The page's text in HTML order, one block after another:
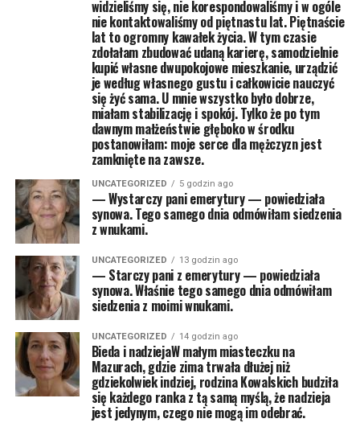
widzieliśmy się, nie korespondowaliśmy i w ogóle
nie kontaktowaliśmy od piętnastu lat. Piętnaście
lat to ogromny kawałek życia. W tym czasie
zdołałam zbudować udaną karierę, samodzielnie
kupić własne dwupokojowe mieszkanie, urządzić
je według własnego gustu i całkowicie nauczyć
się żyć sama. U mnie wszystko było dobrze,
miałam stabilizację i spokój. Tylko że po tym
dawnym małżeństwie głęboko w środku
postanowiłam: moje serce dla mężczyzn jest
zamknięte na zawsze.
UNCATEGORIZED 5 godzin ago
— Wystarczy pani emerytury — powiedziała
synowa. Tego samego dnia odmówiłam siedzenia
z wnukami.
UNCATEGORIZED 13 godzin ago
— Starczy pani z emerytury — powiedziała
synowa. Właśnie tego samego dnia odmówiłam
siedzenia z moimi wnukami.
UNCATEGORIZED 14 godzin ago
Bieda i nadziejaW małym miasteczku na
Mazurach, gdzie zima trwała dłużej niż
gdziekolwiek indziej, rodzina Kowalskich budziła
się każdego ranka z tą samą myślą, że nadzieja
jest jedynym, czego nie mogą im odebrać.